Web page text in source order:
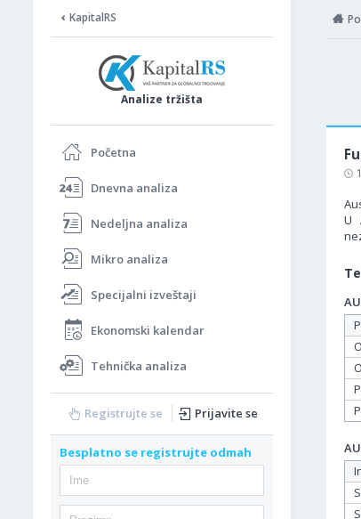
KapitalRS
Analize tržišta
Početna
Dnevna analiza
Nedeljna analiza
Mikro analiza
Specijalni izveštaji
Ekonomski kalendar
Tehnička analiza
Registrujte se Prijavite se
Besplatno se registrujte odmah
U